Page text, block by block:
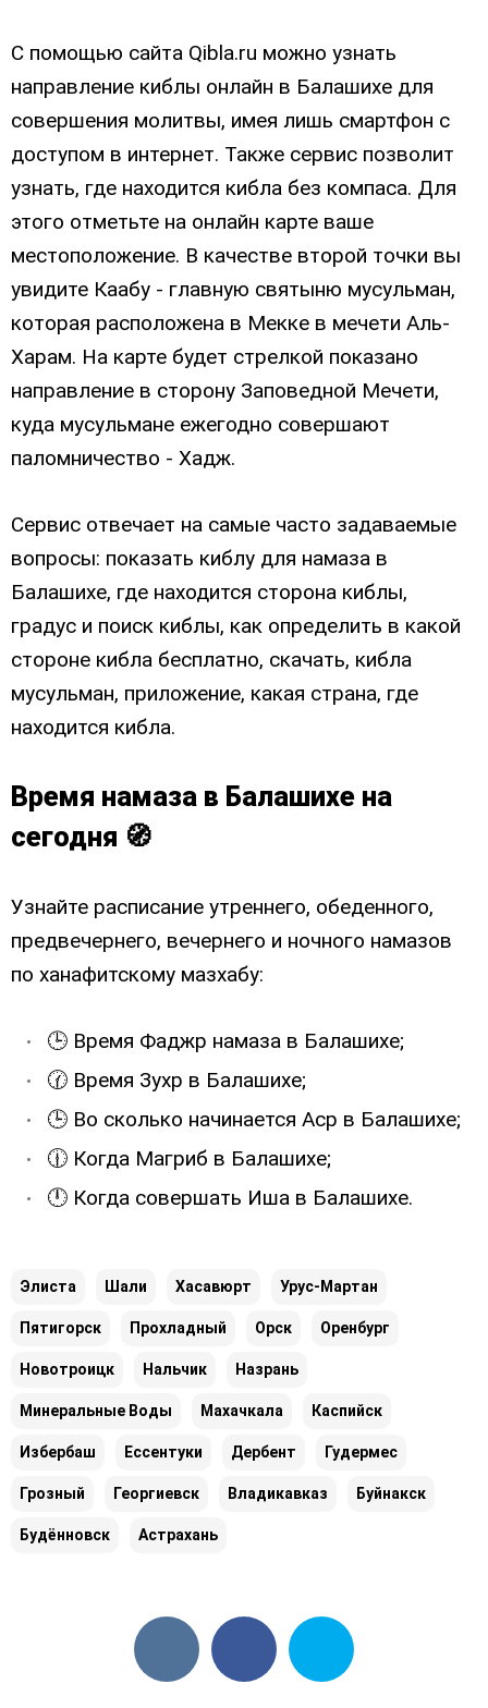
С помощью сайта Qibla.ru можно узнать
направление киблы онлайн в Балашихе для
совершения молитвы, имея лишь смартфон с
доступом в интернет. Также сервис позволит
узнать, где находится кибла без компаса. Для
этого отметьте на онлайн карте ваше
местоположение. В качестве второй точки вы
увидите Каабу - главную святыню мусульман,
которая расположена в Мекке в мечети Аль-
Харам. На карте будет стрелкой показано
направление в сторону Заповедной Мечети,
куда мусульмане ежегодно совершают
паломничество - Хадж.
Сервис отвечает на самые часто задаваемые
вопросы: показать киблу для намаза в
Балашихе, где находится сторона киблы,
градус и поиск киблы, как определить в какой
стороне кибла бесплатно, скачать, кибла
мусульман, приложение, какая страна, где
находится кибла.
Время намаза в Балашихе на
сегодня 🧭
Узнайте расписание утреннего, обеденного,
предвечернего, вечернего и ночного намазов
по ханафитскому мазхабу:
🕒 Время Фаджр намаза в Балашихе;
🕜 Время Зухр в Балашихе;
🕒 Во сколько начинается Аср в Балашихе;
🕧 Когда Магриб в Балашихе;
🕛 Когда совершать Иша в Балашихе.
Элиста Шали Хасавюрт Урус-Мартан
Пятигорск Прохладный Орск Оренбург
Новотроицк Нальчик Назрань
Минеральные Воды Махачкала Каспийск
Избербаш Ессентуки Дербент Гудермес
Грозный Георгиевск Владикавказ Буйнакск
Будённовск Астрахань